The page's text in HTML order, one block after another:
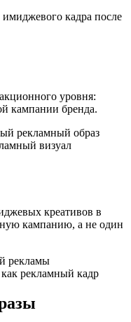
уровня:
кампании бренда.
креативов в
кампанию, а не один